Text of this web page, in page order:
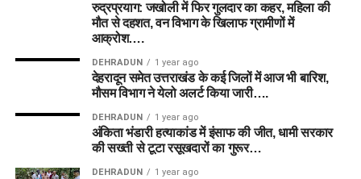
रुद्रप्रयाग: जखोली में फिर गुलदार का कहर, महिला की
मौत से दहशत, वन विभाग के खिलाफ ग्रामीणों में
आक्रोश….
DEHRADUN 1 year ago
देहरादून समेत उत्तराखंड के कई जिलों में आज भी बारिश,
मौसम विभाग ने येलो अलर्ट किया जारी….
DEHRADUN 1 year ago
अंकिता भंडारी हत्याकांड में इंसाफ की जीत, धामी सरकार
की सख्ती से टूटा रसूखदारों का गुरूर…
DEHRADUN 1 year ago